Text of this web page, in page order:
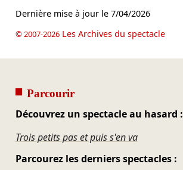
Dernière mise à jour le 7/04/2026
© 2007-2026Les Archives du spectacle
Parcourir
Découvrez un spectacle au hasard :
Trois petits pas et puis s'en va
Parcourez les derniers spectacles :